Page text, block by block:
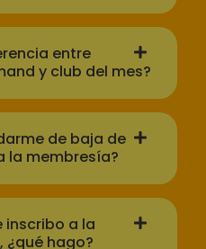
entre
y club del mes?
de baja de
la membresía?
inscribo a la
¿qué hago?